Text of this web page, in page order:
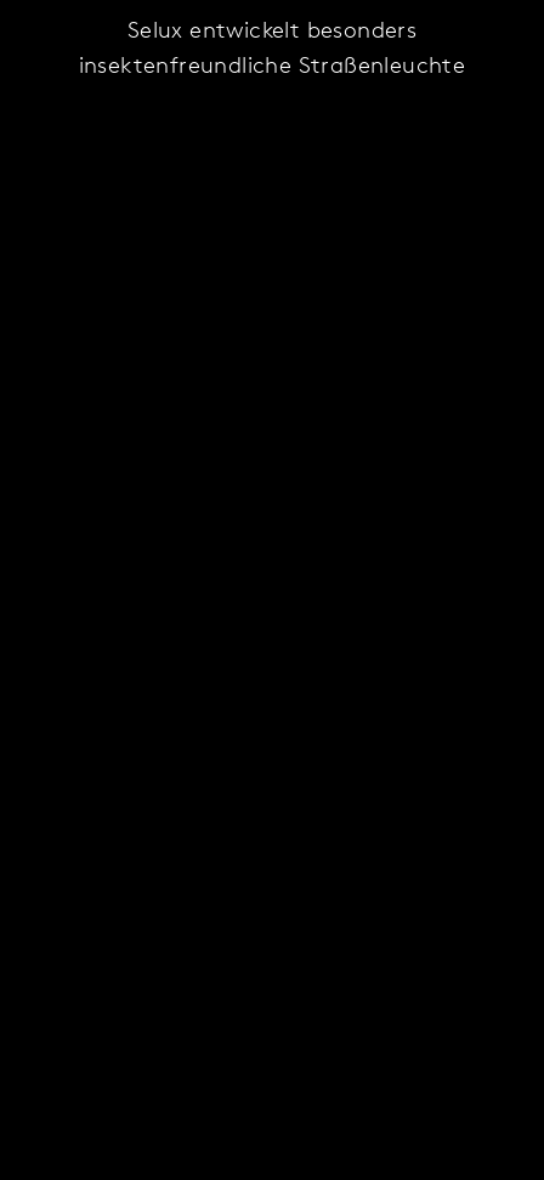
Selux entwickelt besonders
insektenfreundliche Straßenleuchte